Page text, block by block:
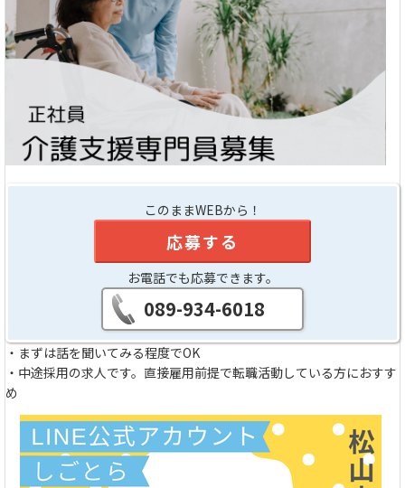
このままWEBから！
応募する
お電話でも応募できます。
089-934-6018
・まずは話を聞いてみる程度でOK
・中途採用の求人です。直接雇用前提で転職活動している方におすす
め